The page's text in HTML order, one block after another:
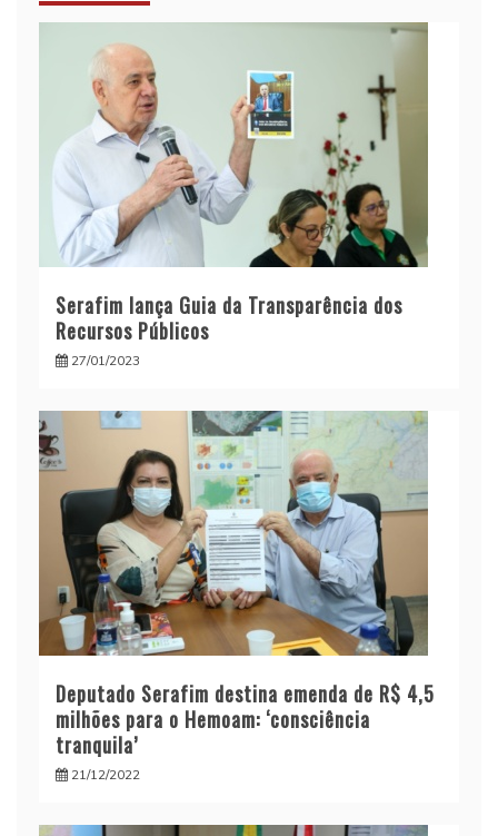
Serafim lança Guia da Transparência dos
Recursos Públicos
27/01/2023
Deputado Serafim destina emenda de R$ 4,5
milhões para o Hemoam: ‘consciência
tranquila’
21/12/2022